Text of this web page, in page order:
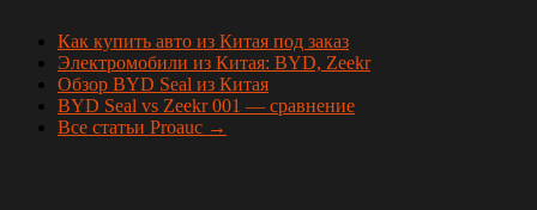
Как купить авто из Китая под заказ
Электромобили из Китая: BYD, Zeekr
Обзор BYD Seal из Китая
BYD Seal vs Zeekr 001 — сравнение
Все статьи Proauc →